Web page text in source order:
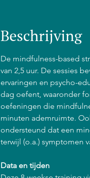
Beschrijving
De mindfulness-based
van 2,5 uur. De sessies
ervaringen en psycho-
dag oefent, waaronder
oefeningen die
minuten ademruimte.
ondersteund dat een
terwijl (o.a.) symptomen
Data en tijden